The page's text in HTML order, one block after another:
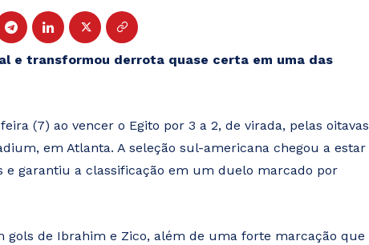
e transformou derrota quase certa em uma das
(7) ao vencer o Egito por 3 a 2, de virada, pelas oitavas
em Atlanta. A seleção sul-americana chegou a estar
garantiu a classificação em um duelo marcado por
de Ibrahim e Zico, além de uma forte marcação que